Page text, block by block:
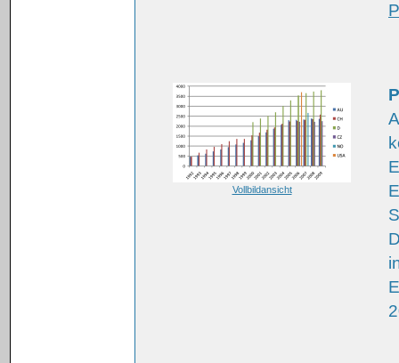
Vollbildansicht